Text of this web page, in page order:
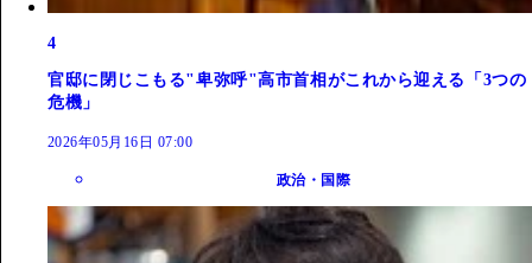
4
官邸に閉じこもる"卑弥呼"高市首相がこれから迎える「3つの
危機」
2026年05月16日 07:00
政治・国際